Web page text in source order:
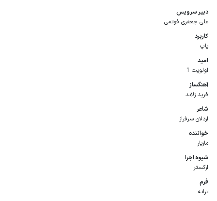
دبیر سرویس
علی جعفری فوتمی
کاربرد
پاپ
امید
اولویت 1
آهنگساز
فرید زلاند
شاعر
اردلان سرفراز
خواننده
مازیار
شیوه اجرا
ارکستر
فرم
ترانه